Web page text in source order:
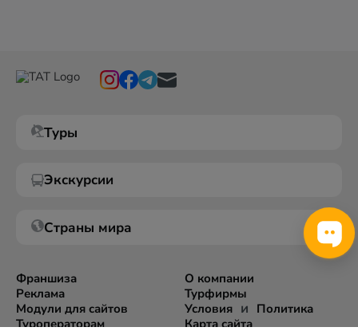
Туры
Экскурсии
Страны мира
Франшиза
Реклама
Модули для сайтов
Туроператорам
О компании
Турфирмы
Условияи Политика
Карта сайта